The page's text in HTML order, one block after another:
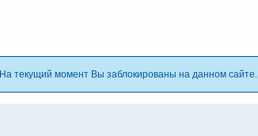
На текущий момент Вы заблокированы на данном сайте.